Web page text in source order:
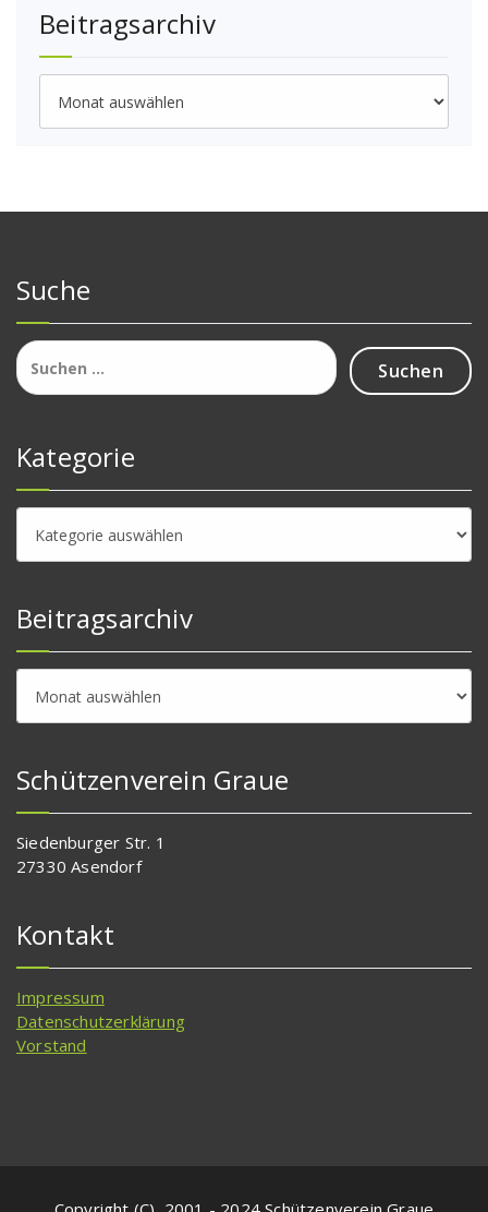
Beitragsarchiv
Suche
Suchen
nach:
Kategorie
Kategorie
Beitragsarchiv
Beitragsarchiv
Schützenverein Graue
Siedenburger Str. 1
27330 Asendorf
Kontakt
Impressum
Datenschutzerklärung
Vorstand